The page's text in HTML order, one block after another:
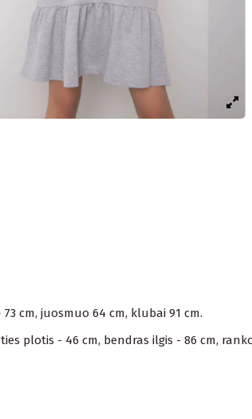
cm, juosmuo 64 cm, klubai 91 cm.
plotis - 46 cm, bendras ilgis - 86 cm,